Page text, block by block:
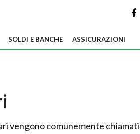
SOLDI E BANCHE ASSICURAZIONI
vengono comunemente chiamati